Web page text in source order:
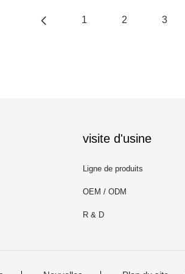
1 2 3
visite d'usine
Ligne de produits
OEM / ODM
R & D